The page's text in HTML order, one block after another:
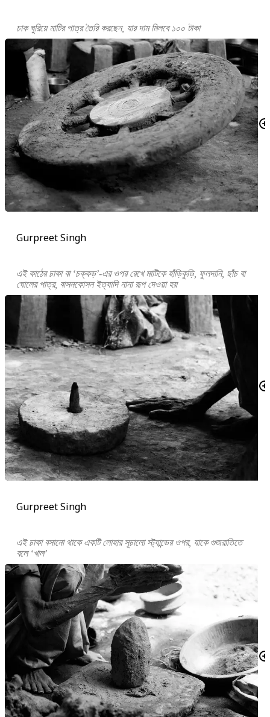
চাক ঘুরিয়ে মাটির পাত্র তৈরি করছেন, যার দাম মিলবে ১০০ টাকা
Gurpreet Singh
এই কাঠের চাকা বা ‘চক্কড়’-এর ওপর রেখে মাটিকে হাঁড়িকুড়ি, ফুলদানি, ছাঁচ বা
ঘোলের পাত্র, বাসনকোসন ইত্যাদি নানা রূপ দেওয়া হয়
Gurpreet Singh
এই চাকা বসানো থাকে একটি লোহার সূচালো স্ট্যান্ডের ওপর, যাকে গুজরাতিতে
বলে ‘খাল’